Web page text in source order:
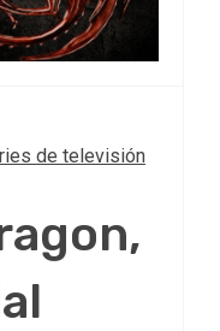
de televisión